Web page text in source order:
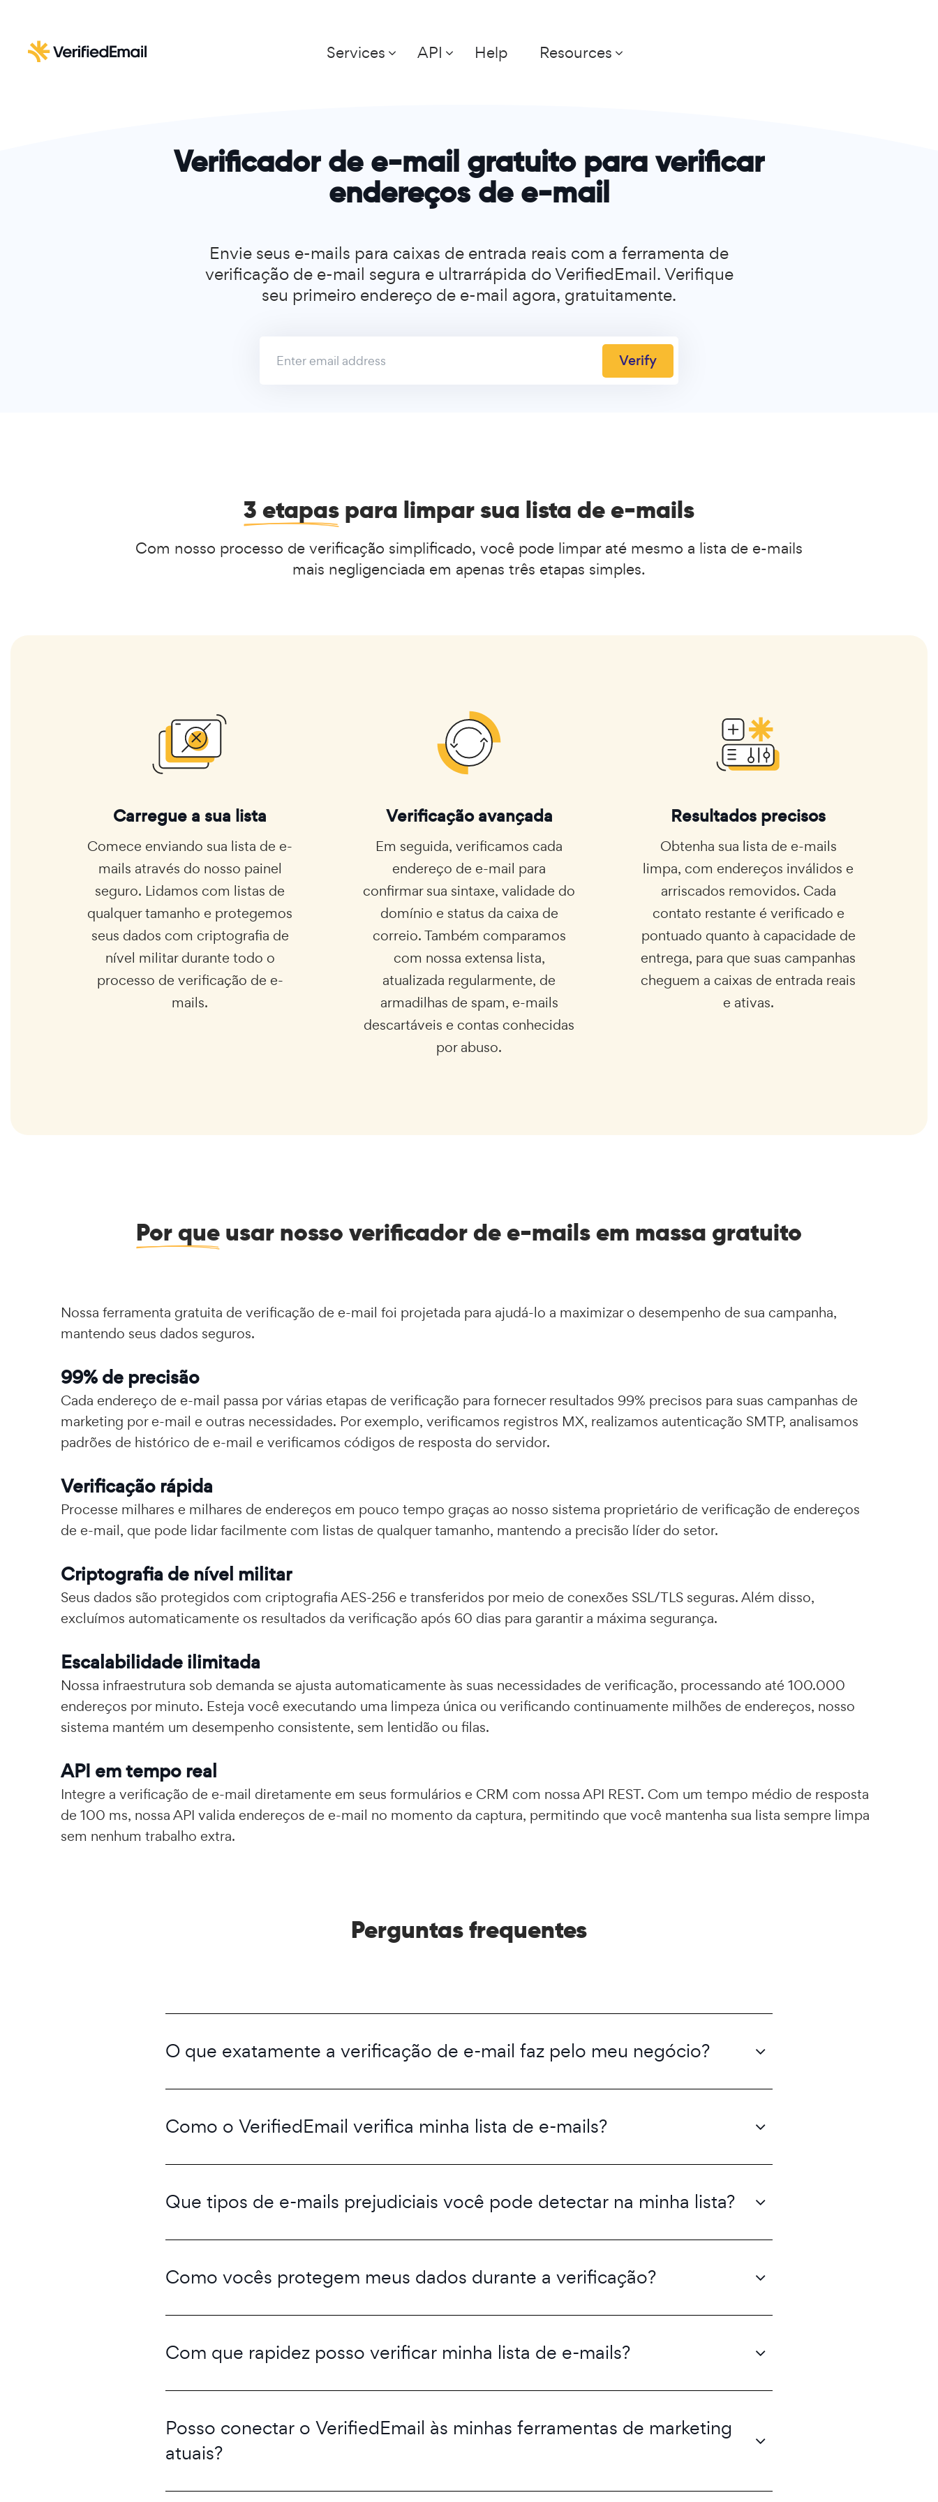
Services API Help Resources
Verificador de e-mail gratuito para verificar
endereços de e-mail
Envie seus e-mails para caixas de entrada reais com a ferramenta de
verificação de e-mail segura e ultrarrápida do VerifiedEmail. Verifique
seu primeiro endereço de e-mail agora, gratuitamente.
Verify
3 etapas para limpar sua lista de e-mails
Com nosso processo de verificação simplificado, você pode limpar até mesmo a lista de e-mails
mais negligenciada em apenas três etapas simples.
Carregue a sua lista
Comece enviando sua lista de e-
mails através do nosso painel
seguro. Lidamos com listas de
qualquer tamanho e protegemos
seus dados com criptografia de
nível militar durante todo o
processo de verificação de e-
mails.
Verificação avançada
Em seguida, verificamos cada
endereço de e-mail para
confirmar sua sintaxe, validade do
domínio e status da caixa de
correio. Também comparamos
com nossa extensa lista,
atualizada regularmente, de
armadilhas de spam, e-mails
descartáveis e contas conhecidas
por abuso.
Resultados precisos
Obtenha sua lista de e-mails
limpa, com endereços inválidos e
arriscados removidos. Cada
contato restante é verificado e
pontuado quanto à capacidade de
entrega, para que suas campanhas
cheguem a caixas de entrada reais
e ativas.
Por que usar nosso verificador de e-mails em massa gratuito
Nossa ferramenta gratuita de verificação de e-mail foi projetada para ajudá-lo a maximizar o desempenho de sua campanha,
mantendo seus dados seguros.
99% de precisão
Cada endereço de e-mail passa por várias etapas de verificação para fornecer resultados 99% precisos para suas campanhas de
marketing por e-mail e outras necessidades. Por exemplo, verificamos registros MX, realizamos autenticação SMTP, analisamos
padrões de histórico de e-mail e verificamos códigos de resposta do servidor.
Verificação rápida
Processe milhares e milhares de endereços em pouco tempo graças ao nosso sistema proprietário de verificação de endereços
de e-mail, que pode lidar facilmente com listas de qualquer tamanho, mantendo a precisão líder do setor.
Criptografia de nível militar
Seus dados são protegidos com criptografia AES-256 e transferidos por meio de conexões SSL/TLS seguras. Além disso,
excluímos automaticamente os resultados da verificação após 60 dias para garantir a máxima segurança.
Escalabilidade ilimitada
Nossa infraestrutura sob demanda se ajusta automaticamente às suas necessidades de verificação, processando até 100.000
endereços por minuto. Esteja você executando uma limpeza única ou verificando continuamente milhões de endereços, nosso
sistema mantém um desempenho consistente, sem lentidão ou filas.
API em tempo real
Integre a verificação de e-mail diretamente em seus formulários e CRM com nossa API REST. Com um tempo médio de resposta
de 100 ms, nossa API valida endereços de e-mail no momento da captura, permitindo que você mantenha sua lista sempre limpa
sem nenhum trabalho extra.
Perguntas frequentes
O que exatamente a verificação de e-mail faz pelo meu negócio?
Como o VerifiedEmail verifica minha lista de e-mails?
Que tipos de e-mails prejudiciais você pode detectar na minha lista?
Como vocês protegem meus dados durante a verificação?
Com que rapidez posso verificar minha lista de e-mails?
Posso conectar o VerifiedEmail às minhas ferramentas de marketing
atuais?